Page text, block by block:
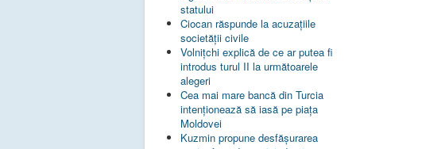
statului
Ciocan răspunde la acuzațiile
societății civile
Volnițchi explică de ce ar putea fi
introdus turul II la următoarele
alegeri
Cea mai mare bancă din Turcia
intenționează să iasă pe piața
Moldovei
Kuzmin propune desfășurarea